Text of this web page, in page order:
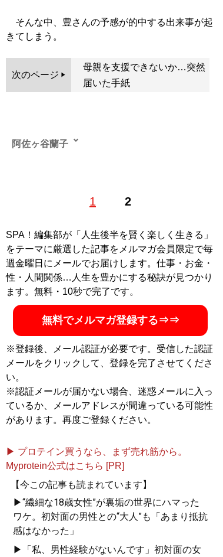
そんな中、豊さんの予感が的中する出来事が起
きてしまう。
次のページ
母親を支援できないか…突然
届いた手紙
1 2
阿佐ヶ谷蘭子
SPA！編集部が「人生後半を賢く楽しく生きる」
をテーマに厳選した記事をメルマガ会員限定で毎
週金曜日にメールでお届けします。仕事・お金・
性・人間関係…人生を豊かにする秘訣が見つかり
ます。無料・10秒で完了です。
無料でメルマガ登録する⇒⇒
※登録後、メール認証が必要です。受信した認証
メールをクリックして、登録を完了させてくださ
い。
※認証メールが届かない場合、迷惑メールに入っ
ているか、メールアドレスが間違っている可能性
があります。再度ご登録ください。
▶ プロテイン買うなら、まず売れ筋から。
Myprotein公式はこちら [PR]
【今この記事も読まれています】
▶“繊細な18歳女性”が裏垢の世界にハマった
ワケ。初対面の男性との“大人”も「あまり抵抗
感はなかった」
▶「私、男性経験がないんです」初対面の女